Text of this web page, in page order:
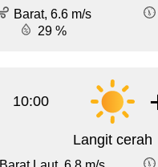
Barat, 6.6 m/s
29 %
10:00
Langit cerah